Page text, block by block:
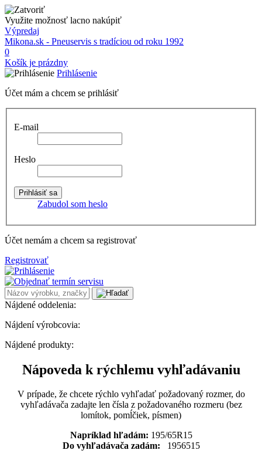
Využite možnosť lacno nakúpiť
Výpredaj
Mikona.sk - Pneuservis s tradíciou od roku 1992
0
Košík je prázdny
Prihlásenie
Účet mám a chcem se prihlásiť
E-mail
Heslo
Zabudol som heslo
Účet nemám a chcem sa registrovať
Registrovať
Nájdené oddelenia:
Nájdení výrobcovia:
Nájdené produkty:
Nápoveda k rýchlemu vyhľadávaniu
V prípade, že chcete rýchlo vyhľadať požadovaný rozmer, do
vyhľadávača zadajte len čísla z požadovaného rozmeru (bez
lomítok, pomĺčiek, písmen)
Napríklad hľadám: 195/65R15
Do vyhľadávača zadám: 1956515